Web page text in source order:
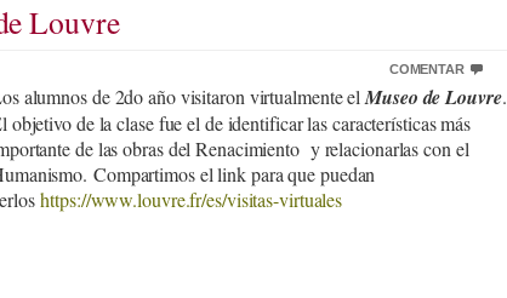
Louvre
COMENTAR
alumnos de 2do año visitaron virtualmente elMuseo de Louvre.
objetivo de la clase fue el de identificar las características más
de las obras del Renacimiento y relacionarlas con el
Compartimos el link para que puedan
https://www.louvre.fr/es/visitas-virtuales